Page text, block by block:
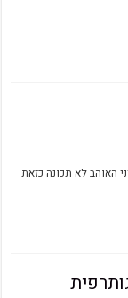
האוהב לא תכונה כזאת